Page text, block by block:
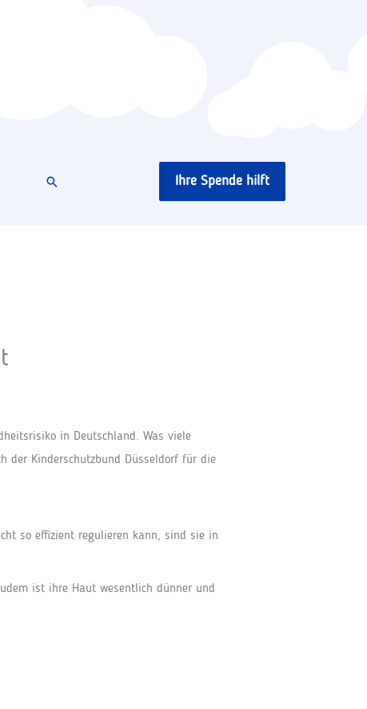
Suchen Ihre Spende hilft
in Deutschland. Was viele
der Kinderschutzbund Düsseldorf für die
so effizient regulieren kann, sind sie in
ist ihre Haut wesentlich dünner und